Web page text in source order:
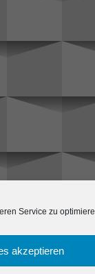
Service zu
akzeptieren